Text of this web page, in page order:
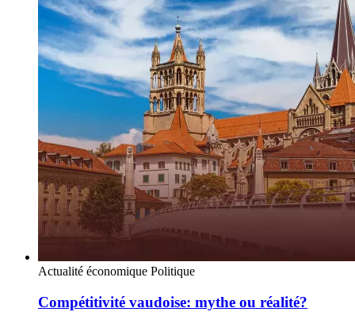
Actualité économique Politique
Compétitivité vaudoise: mythe ou réalité?